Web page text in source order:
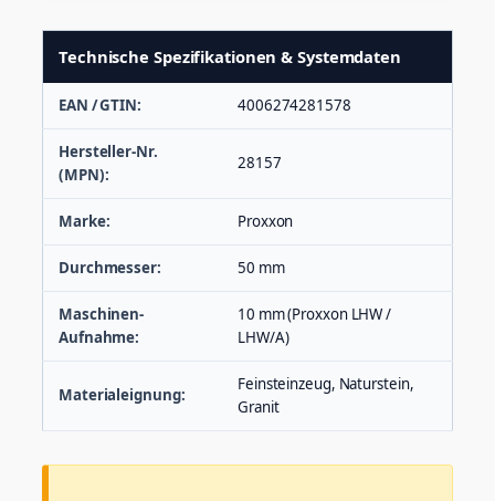
Technische Spezifikationen & Systemdaten
EAN / GTIN: 4006274281578
Hersteller-Nr.
(MPN):
28157
Marke: Proxxon
Durchmesser: 50 mm
Maschinen-
Aufnahme:
10 mm (Proxxon LHW /
LHW/A)
Materialeignung:
Feinsteinzeug, Naturstein,
Granit